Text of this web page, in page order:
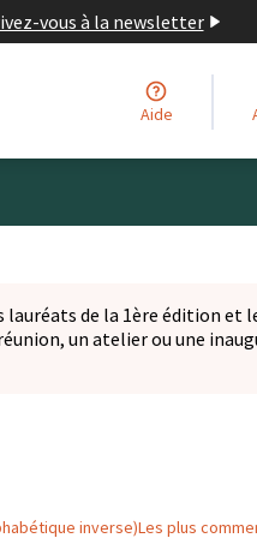
vous à la newsletter
Aide
de la 1ère édition et
dans un nouvel onglet)
un atelier ou une
inverse)Les plus